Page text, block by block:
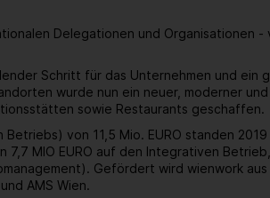
Delegationen und Organisationen -
Schritt für das Unternehmen und ein
wurde nun ein neuer, moderner und
sowie Restaurants geschaffen.
von 11,5 Mio. EURO standen 2019
MIO EURO auf den Integrativen
Gefördert wird wienwork aus
AMS Wien.